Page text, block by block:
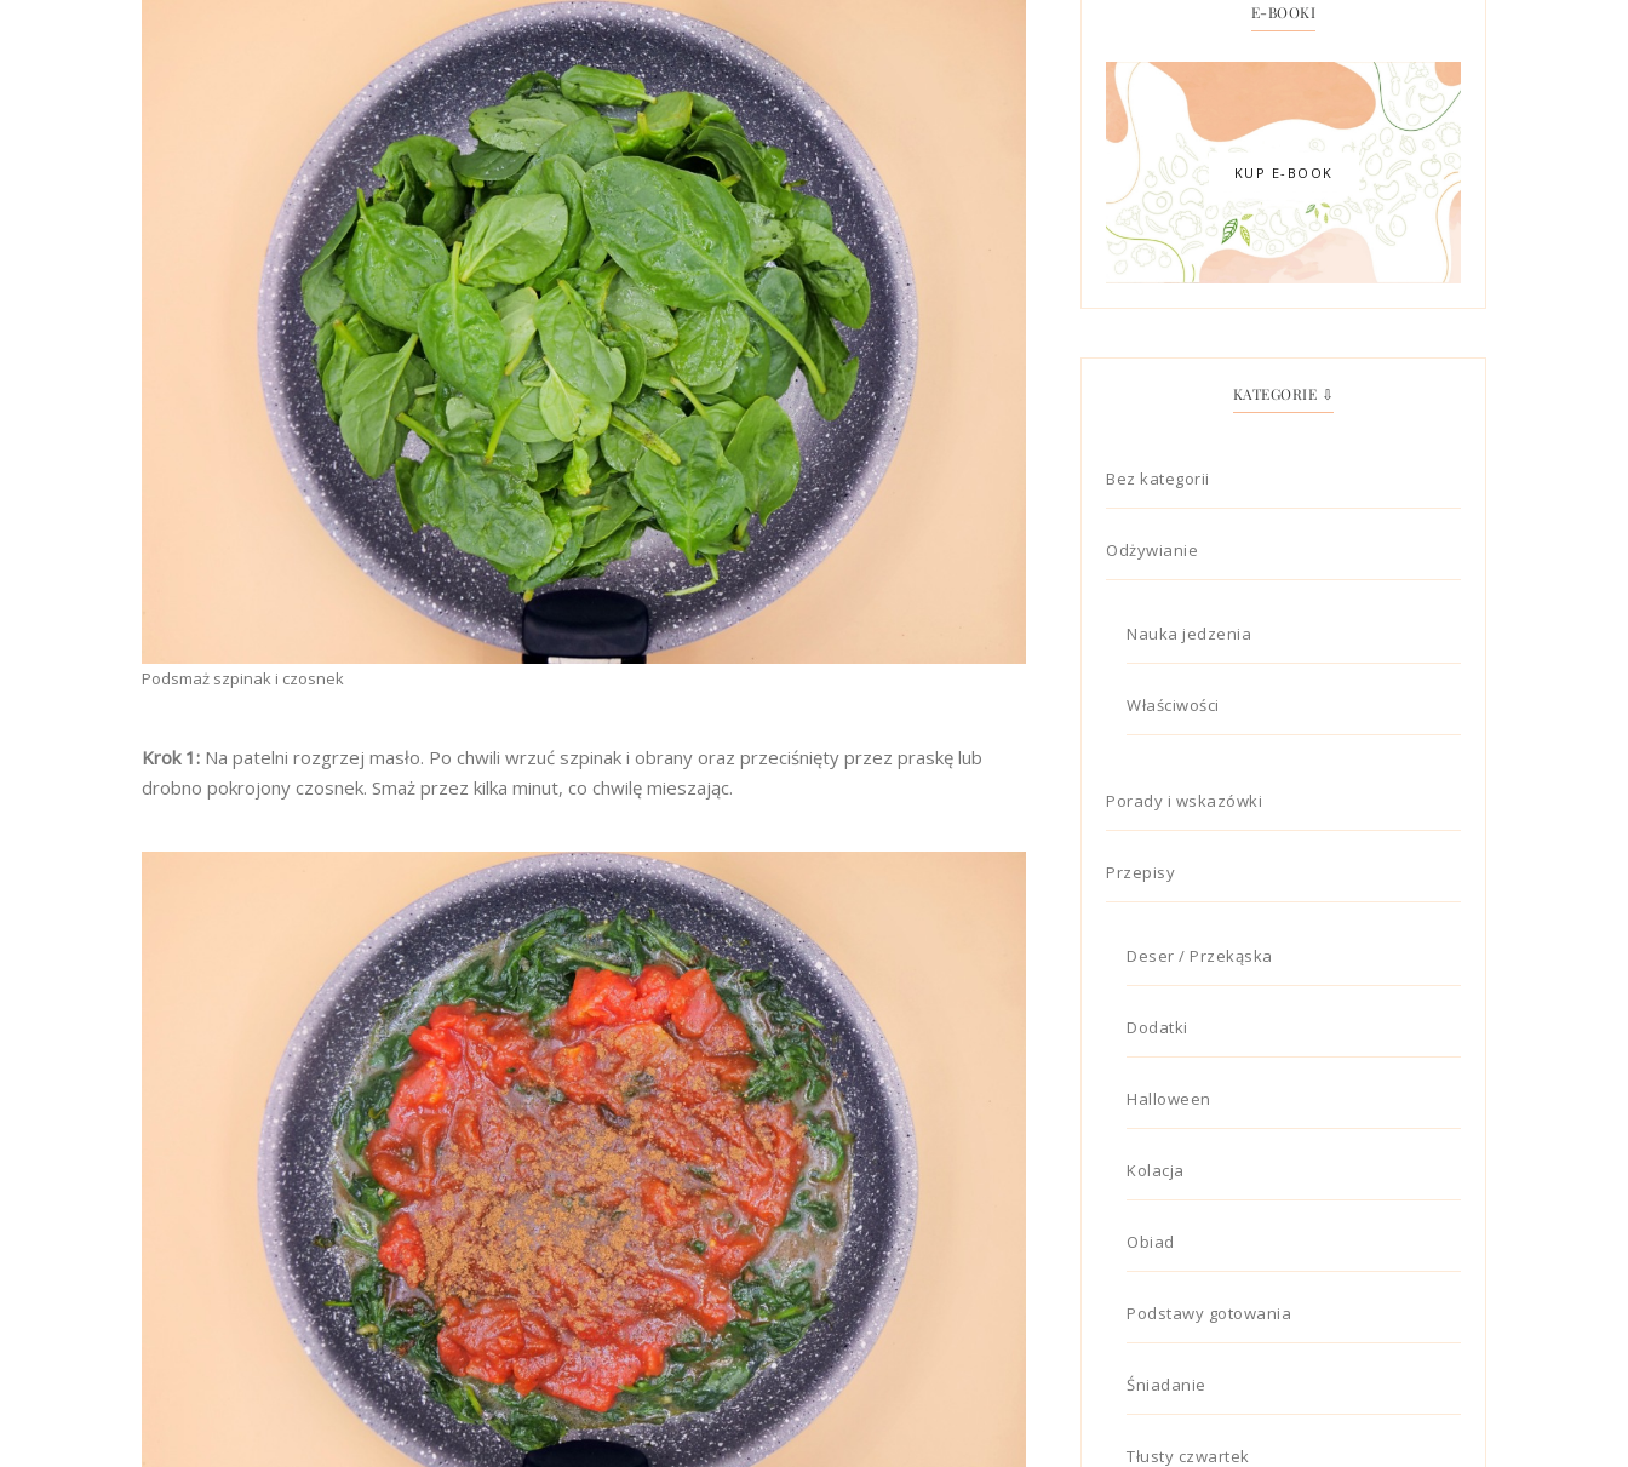
Podsmaż szpinak i czosnek
Krok 1: Na patelni rozgrzej masło. Po chwili wrzuć szpinak i obrany oraz przeciśnięty przez praskę lub
drobno pokrojony czosnek. Smaż przez kilka minut, co chwilę mieszając.
E-BOOKI
KUP E-BOOK
KATEGORIE ⇩
Bez kategorii
Odżywianie
Nauka jedzenia
Właściwości
Porady i wskazówki
Przepisy
Deser / Przekąska
Dodatki
Halloween
Kolacja
Obiad
Podstawy gotowania
Śniadanie
Tłusty czwartek